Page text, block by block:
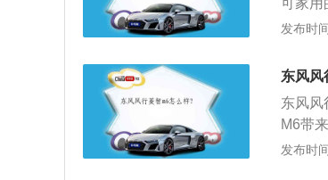
可家用
种车型
前翻、
发布时
东风风
东风风
M6带
统，手
发布时